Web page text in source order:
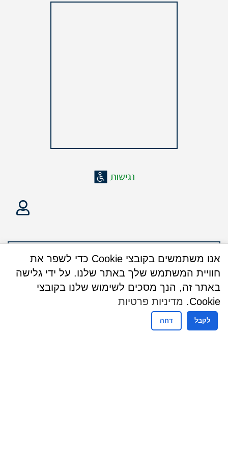
אנו משתמשים בקובצי Cookie כדי לשפר את
חוויית המשתמש שלך באתר שלנו. על ידי גלישה
באתר זה, הנך מסכים לשימוש שלנו בקובצי
Cookie.
מדיניות פרטיות
לקבל דחה